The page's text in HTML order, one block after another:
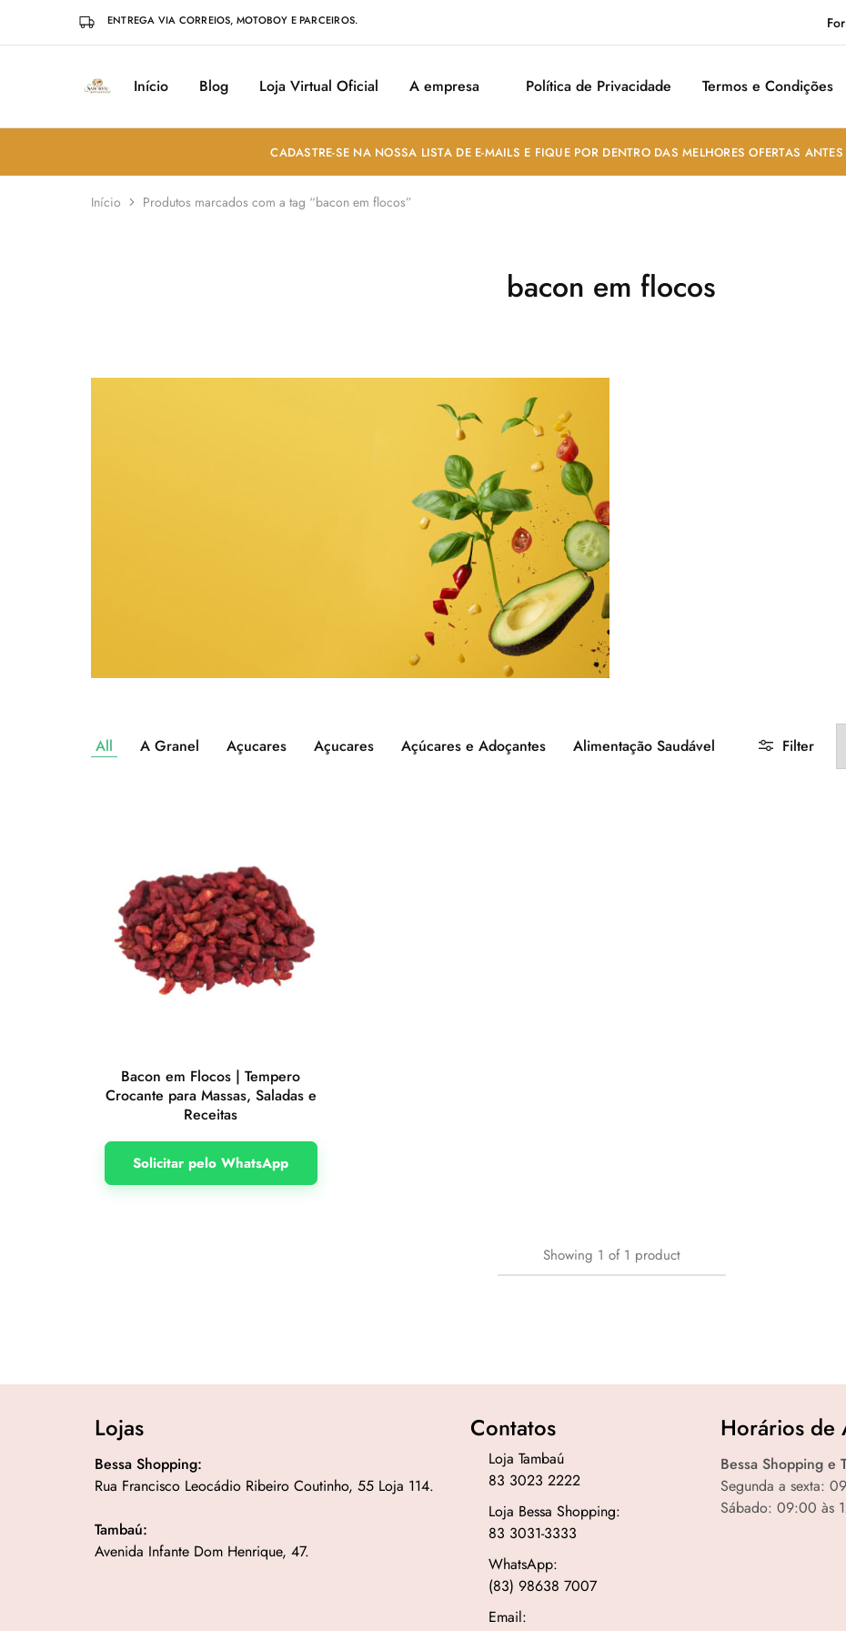
ENTREGA VIA CORREIOS, MOTOBOY E PARCEIROS.
Sabores
Sua
Temperos
em
João
Pessoa
Início Blog Loja Virtual Oficial A empresa Política de Privacidade Termos e Condições
CADASTRE-SE NA NOSSA LISTA DE E-MAILS E FIQUE POR DENTRO DAS MELHORES OFERTAS
Início Produtos marcados com a tag “bacon em flocos”
bacon em flocos
All A Granel Açucares Açucares Açúcares e Adoçantes Alimentação Saudável Filter
Bacon em Flocos | Tempero
Crocante para Massas, Saladas e
Receitas
Solicitar pelo WhatsApp
Showing 1 of 1 product
Lojas
Bessa Shopping:
Rua Francisco Leocádio Ribeiro Coutinho, 55 Loja 114.
Tambaú:
Avenida Infante Dom Henrique, 47.
Contatos
Loja Tambaú
83 3023 2222
Loja Bessa Shopping:
83 3031-3333
WhatsApp:
(83) 98638 7007
Email:
Horários de
Bessa Shopping e
Segunda a sexta:
Sábado: 09:00 às